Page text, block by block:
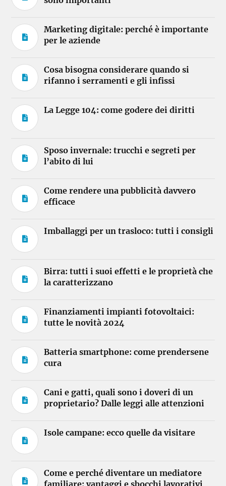
Marketing digitale: perché è importante
per le aziende
Cosa bisogna considerare quando si
rifanno i serramenti e gli infissi
La Legge 104: come godere dei diritti
Sposo invernale: trucchi e segreti per
l’abito di lui
Come rendere una pubblicità davvero
efficace
Imballaggi per un trasloco: tutti i consigli
Birra: tutti i suoi effetti e le proprietà che
la caratterizzano
Finanziamenti impianti fotovoltaici:
tutte le novità 2024
Batteria smartphone: come prendersene
cura
Cani e gatti, quali sono i doveri di un
proprietario? Dalle leggi alle attenzioni
Isole campane: ecco quelle da visitare
Come e perché diventare un mediatore